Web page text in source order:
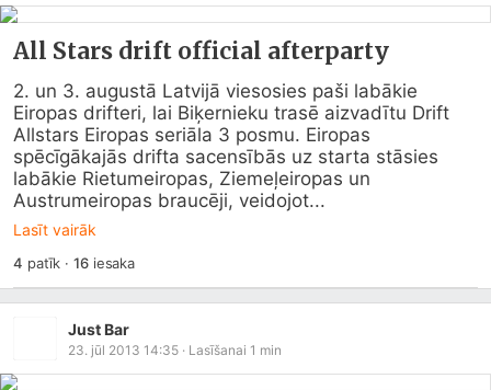
All Stars drift official afterparty
2. un 3. augustā Latvijā viesosies paši labākie
Eiropas drifteri, lai Biķernieku trasē aizvadītu Drift
Allstars Eiropas seriāla 3 posmu. Eiropas
spēcīgākajās drifta sacensībās uz starta stāsies
labākie Rietumeiropas, Ziemeļeiropas un
Austrumeiropas braucēji, veidojot...
Lasīt vairāk
4 patīk ·16iesaka
Just Bar
23. jūl 2013 14:35 · Lasīšanai 1 min